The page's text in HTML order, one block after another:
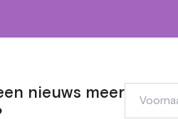
nieuws meerVoornaam